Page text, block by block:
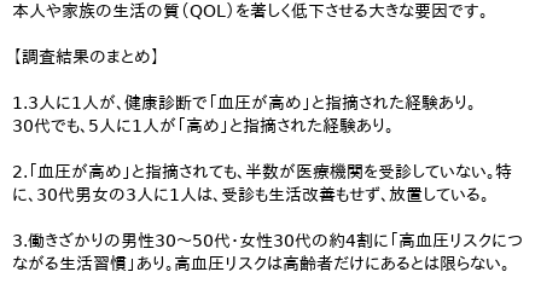
本人や家族の生活の質（QOL）を著しく低下させる大きな要因です。
【調査結果のまとめ】
1.3人に1人が、健康診断で「血圧が高め」と指摘された経験あり。
30代でも、5人に1人が「高め」と指摘された経験あり。
2.「血圧が高め」と指摘されても、半数が医療機関を受診していない。特
に、30代男女の3人に1人は、受診も生活改善もせず、放置している。
3.働きざかりの男性30～50代・女性30代の約4割に「高血圧リスクにつ
ながる生活習慣」あり。高血圧リスクは高齢者だけにあるとは限らない。